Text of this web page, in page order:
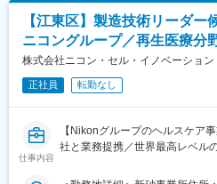
きがい改革などの全社活動、「
等の部門固有の活動をスタッフ
変更の範囲：会社の定める業務
上げを目的とした品質改善プロ
■仕事の魅力：
・規制当局（主にFDA）査察へ
た規制要求知識、及び実践的な
・上記行政査察支援や、QMS監
場・現物・現実の実践それらに
向上
・製造所SMEとの交流によるプ
上、及び
【江東区】製造技術リーダ
ニコングループ／再生医療分
株式会社ニコン・セル・イノベーション
正社員 転勤なし
仕事内容
【Nikonグループのヘルスケア
社と業務提携／世界最高レベル